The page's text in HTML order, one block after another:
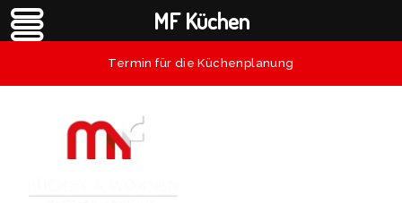
Termin für die Küchenplanung
MF Küchen